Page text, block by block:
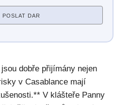
POSLAT DAR
dobře přijímány nejen
v Casablance mají
V klášteře Panny